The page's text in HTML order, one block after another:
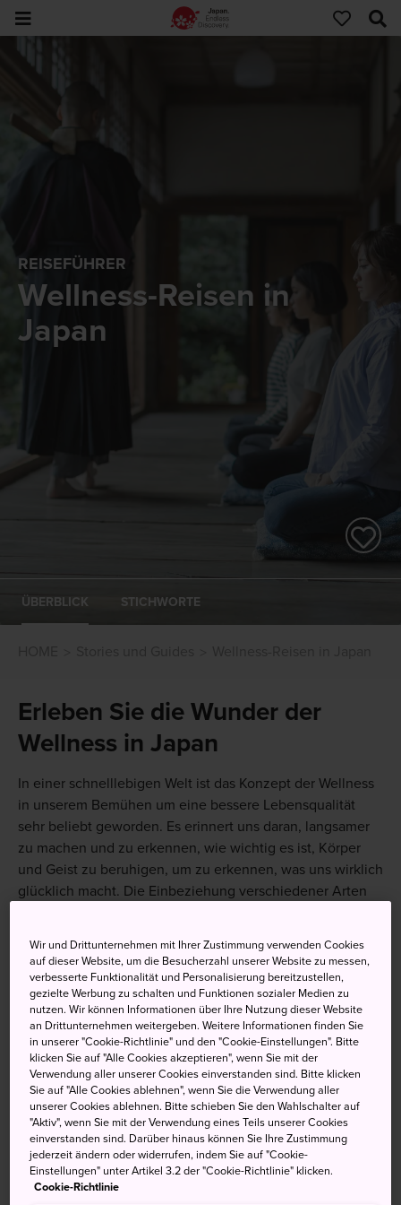
REISEFÜHRER
Wellness-Reisen in
Japan
ÜBERBLICK STICHWORTE
Erleben Sie die Wunder der
Wellness in Japan
In einer schnelllebigen Welt ist das Konzept der Wellness
in unserem Bemühen um eine bessere Lebensqualität
sehr beliebt geworden. Es erinnert uns daran, langsamer
zu machen und zu erkennen, wie wichtig es ist, Körper
und Geist zu beruhigen, um zu erkennen, was uns wirklich
glücklich macht. Die Einbeziehung verschiedener Arten
Schönheit und atemberaubende Landschaft zu genießen,
kann an sich schon eine entspannende Erfahrung sein. Es
gibt jedoch auch zahlreiche Möglichkeiten, um sich zu
entspannen und die Gedanken zu ordnen. Sie können z.
B. Zen-Meditation praktizieren, inheißen Quellen
baden etc. und sich während Ihrer Reise etwas Zeit für
Wellness nehmen, um wieder in Einklang mit sich selbst
zu kommen.
Wellness - verleihen Sie Ihrer Reise
einen Energieschub
Wir und Drittunternehmen mit Ihrer Zustimmung verwenden Cookies
auf dieser Website, um die Besucherzahl unserer Website zu messen,
verbesserte Funktionalität und Personalisierung bereitzustellen,
gezielte Werbung zu schalten und Funktionen sozialer Medien zu
nutzen. Wir können Informationen über Ihre Nutzung dieser Website
an Drittunternehmen weitergeben. Weitere Informationen finden Sie
in unserer "Cookie-Richtlinie" und den "Cookie-Einstellungen". Bitte
klicken Sie auf "Alle Cookies akzeptieren", wenn Sie mit der
Verwendung aller unserer Cookies einverstanden sind. Bitte klicken
Sie auf "Alle Cookies ablehnen", wenn Sie die Verwendung aller
unserer Cookies ablehnen. Bitte schieben Sie den Wahlschalter auf
"Aktiv", wenn Sie mit der Verwendung eines Teils unserer Cookies
einverstanden sind. Darüber hinaus können Sie Ihre Zustimmung
jederzeit ändern oder widerrufen, indem Sie auf "Cookie-
Einstellungen" unter Artikel 3.2 der "Cookie-Richtlinie" klicken.
Cookie-Richtlinie